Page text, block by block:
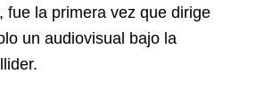
, fue la primera vez que dirige
un audiovisual bajo la